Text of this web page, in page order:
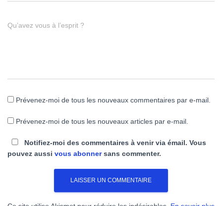
Qu’avez vous à l’esprit ?
Prévenez-moi de tous les nouveaux commentaires par e-mail.
Prévenez-moi de tous les nouveaux articles par e-mail.
Notifiez-moi des commentaires à venir via émail. Vous
pouvez aussi vous abonnersans commenter.